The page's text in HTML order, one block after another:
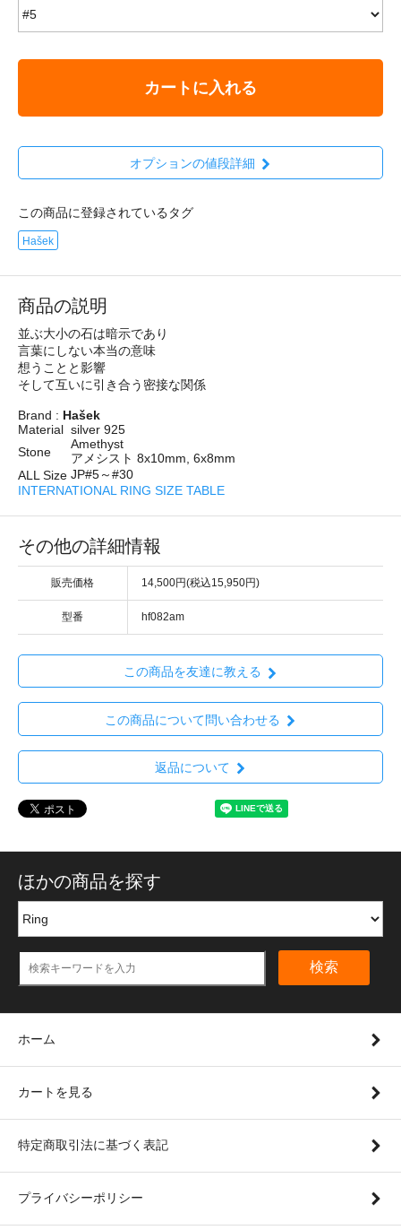
カートに入れる
オプションの値段詳細
この商品に登録されているタグ
Hašek
商品の説明
並ぶ大小の石は暗示であり
言葉にしない本当の意味
想うことと影響
そして互いに引き合う密接な関係
Brand : Hašek
Material silver 925
Stone
Amethyst
アメシスト 8x10mm, 6x8mm
ALL Size JP#5～#30
INTERNATIONAL RING SIZE TABLE
その他の詳細情報
販売価格 14,500円(税込15,950円)
型番 hf082am
この商品を友達に教える
この商品について問い合わせる
返品について
ほかの商品を探す
検索
ホーム
カートを見る
特定商取引法に基づく表記
プライバシーポリシー